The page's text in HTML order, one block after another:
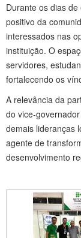
Durante os dias
positivo da
interessados nas
instituição. O
servidores,
fortalecendo os
A relevância da
do vice-
demais lideranças
agente de
desenvolvimento